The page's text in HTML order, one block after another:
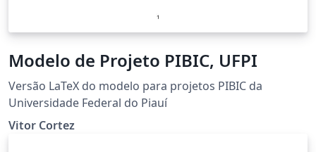
Modelo de Projeto PIBIC, UFPI
Versão LaTeX do modelo para projetos PIBIC da
Universidade Federal do Piauí
Vitor Cortez